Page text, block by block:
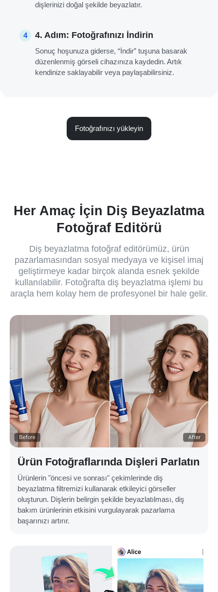
dişlerinizi doğal şekilde beyazlatır.
4 4. Adım: Fotoğrafınızı İndirin
Sonuç hoşunuza giderse, “İndir” tuşuna basarak
düzenlenmiş görseli cihazınıza kaydedin. Artık
kendinize saklayabilir veya paylaşabilirsiniz.
Fotoğrafınızı yükleyin
Her Amaç İçin Diş Beyazlatma
Fotoğraf Editörü
Diş beyazlatma fotoğraf editörümüz, ürün
pazarlamasından sosyal medyaya ve kişisel imaj
geliştirmeye kadar birçok alanda esnek şekilde
kullanılabilir. Fotoğrafta diş beyazlatma işlemi bu
araçla hem kolay hem de profesyonel bir hale gelir.
Ürün Fotoğraflarında Dişleri Parlatın
Ürünlerin "öncesi ve sonrası" çekimlerinde diş
beyazlatma filtremizi kullanarak etkileyici görseller
oluşturun. Dişlerin belirgin şekilde beyazlatılması, diş
bakım ürünlerinin etkisini vurgulayarak pazarlama
başarınızı artırır.